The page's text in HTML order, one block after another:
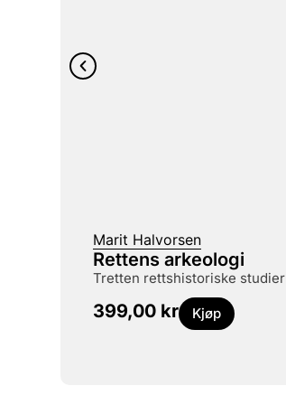
Marit Halvorsen
Rettens arkeologi
tretten rettshistoriske studier
399,00 kr Kjøp